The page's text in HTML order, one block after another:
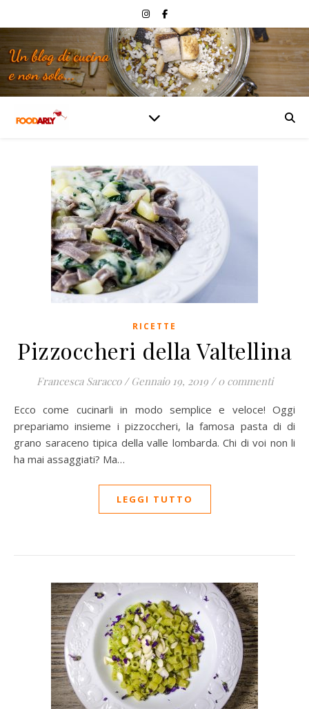
RICETTE
Pizzoccheri della Valtellina
Francesca Saracco / Gennaio 19, 2019 / 0 commenti
Ecco come cucinarli in modo semplice e veloce! Oggi
prepariamo insieme i pizzoccheri, la famosa pasta di di
grano saraceno tipica della valle lombarda. Chi di voi non li
ha mai assaggiati? Ma…
LEGGI TUTTO